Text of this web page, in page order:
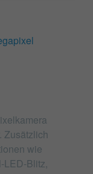
Zusätzlich
wie
LED-Blitz,